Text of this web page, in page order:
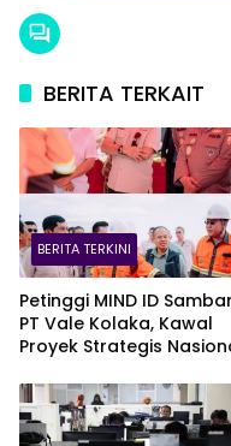
BERITA TERKAIT
BERITA TERKINI
Petinggi MIND ID
PT Vale Kolaka, Kawal
Proyek Strategis